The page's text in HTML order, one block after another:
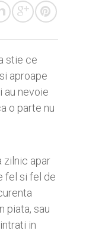
stie ce
si aproape
au nevoie
o parte nu
zilnic apar
fel si fel de
piata, sau
in